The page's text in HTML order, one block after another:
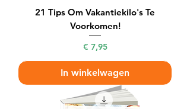
21 Tips Om Vakantiekilo's Te
Voorkomen!
Prijs
€ 7,95
In winkelwagen